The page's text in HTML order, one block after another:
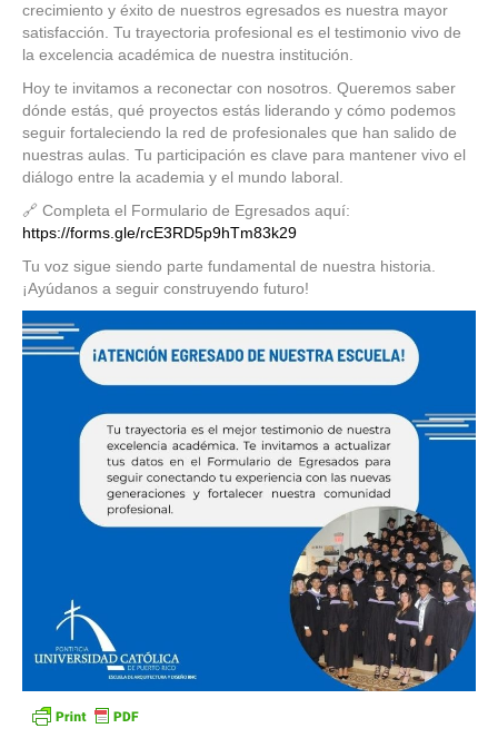
DE
crecimiento y éxito de nuestros egresados es nuestra mayor
satisfacción. Tu trayectoria profesional es el testimonio vivo de
la excelencia académica de nuestra institución.
Hoy te invitamos a reconectar con nosotros. Queremos saber
dónde estás, qué proyectos estás liderando y cómo podemos
seguir fortaleciendo la red de profesionales que han salido de
nuestras aulas. Tu participación es clave para mantener vivo el
diálogo entre la academia y el mundo laboral.
🔗 Completa el Formulario de Egresados aquí:
https://forms.gle/rcE3RD5p9hTm83k29
Tu voz sigue siendo parte fundamental de nuestra historia.
¡Ayúdanos a seguir construyendo futuro!